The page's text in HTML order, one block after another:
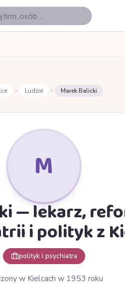
Ludzie Marek Balicki
M
— lekarz,
i polityk z
polityk i psychiatra
w Kielcach w 1953 roku